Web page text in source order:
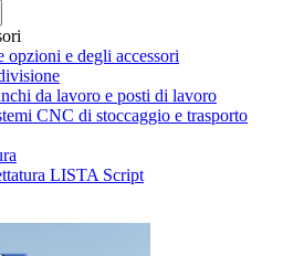
opzioni e degli accessori
da lavoro e posti di lavoro
CNC di stoccaggio e trasporto
LISTA Script